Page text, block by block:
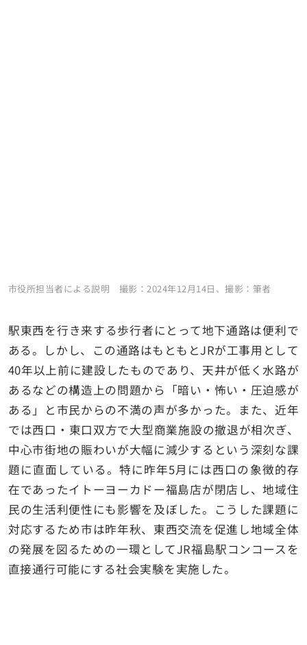
市役所担当者による説明 撮影：2024年12月14日、撮影：筆者
駅東西を行き来する歩行者にとって地下通路は便利で
ある。しかし、この通路はもともとJRが工事用として
40年以上前に建設したものであり、天井が低く水路が
あるなどの構造上の問題から「暗い・怖い・圧迫感が
ある」と市民からの不満の声が多かった。また、近年
では西口・東口双方で大型商業施設の撤退が相次ぎ、
中心市街地の賑わいが大幅に減少するという深刻な課
題に直面している。特に昨年5月には西口の象徴的存
在であったイトーヨーカドー福島店が閉店し、地域住
民の生活利便性にも影響を及ぼした。こうした課題に
対応するため市は昨年秋、東西交流を促進し地域全体
の発展を図るための一環としてJR福島駅コンコースを
直接通行可能にする社会実験を実施した。